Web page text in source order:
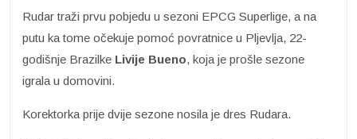
Rudar traži prvu pobjedu u sezoni EPCG Superlige, a na
putu ka tome očekuje pomoć povratnice u Pljevlja, 22-
godišnje Brazilke Livije Bueno, koja je prošle sezone
igrala u domovini.
Korektorka prije dvije sezone nosila je dres Rudara.